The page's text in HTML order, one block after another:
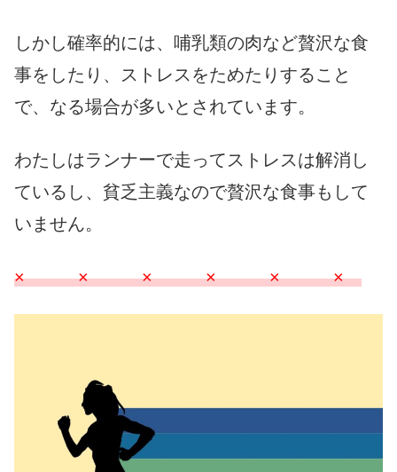
しかし確率的には、哺乳類の肉など贅沢な食
事をしたり、ストレスをためたりすること
で、なる場合が多いとされています。
わたしはランナーで走ってストレスは解消し
ているし、貧乏主義なので贅沢な食事もして
いません。
× × × × × ×